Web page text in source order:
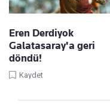
Eren Derdiyok
Galatasaray'a geri
döndü!
Kaydet